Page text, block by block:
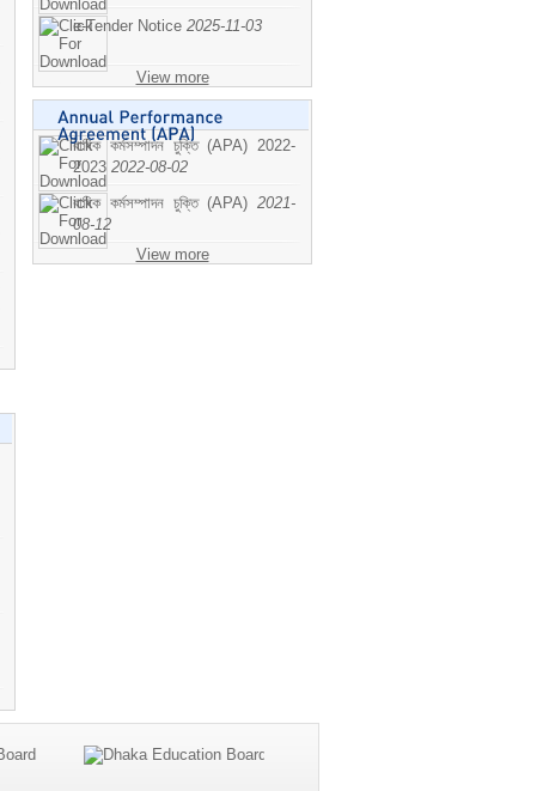
e-Tender Notice 2025-11-03
View more
বাষিক কর্মসম্পাদন চুক্তি (APA) 2022-
2023 2022-08-02
বাষিক কর্মসম্পাদন চুক্তি (APA) 2021-
08-12
View more